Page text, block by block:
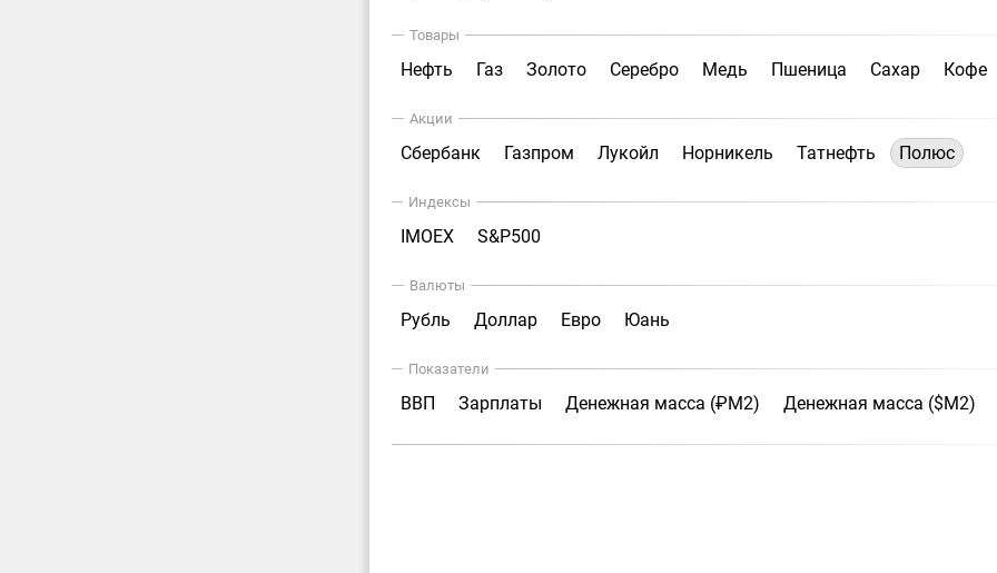
Товары
Нефть Газ Золото Серебро Медь Пшеница Сахар Кофе
Акции
Сбербанк Газпром Лукойл Норникель Татнефть Полюс
Индексы
IMOEX S&P500
Валюты
Рубль Доллар Евро Юань
Показатели
ВВП Зарплаты Денежная масса (₽М2) Денежная масса ($М2)